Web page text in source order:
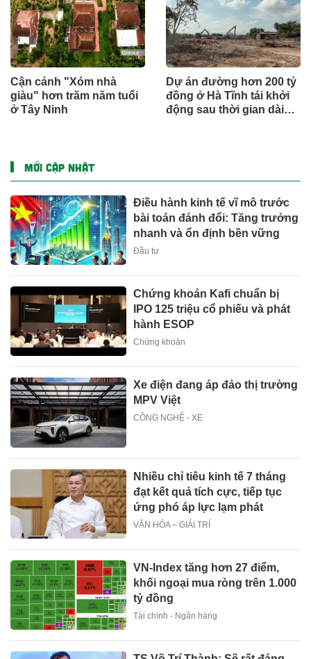
Cận cảnh "Xóm nhà
giàu" hơn trăm năm tuổi
ở Tây Ninh
Dự án đường hơn 200 tỷ
đồng ở Hà Tĩnh tái khởi
động sau thời gian dài
MỚI CẬP NHẬT
Điều hành kinh tế vĩ mô trước
bài toán đánh đổi: Tăng trưởng
nhanh và ổn định bền vững
Đầu tư
Chứng khoán Kafi chuẩn bị
IPO 125 triệu cổ phiếu và phát
hành ESOP
Chứng khoán
Xe điện đang áp đảo thị trường
MPV Việt
CÔNG NGHỆ - XE
Nhiều chỉ tiêu kinh tế 7 tháng
đạt kết quả tích cực, tiếp tục
ứng phó áp lực lạm phát
VĂN HÓA – GIẢI TRÍ
VN-Index tăng hơn 27 điểm,
khối ngoại mua ròng trên 1.000
tỷ đồng
Tài chính - Ngân hàng